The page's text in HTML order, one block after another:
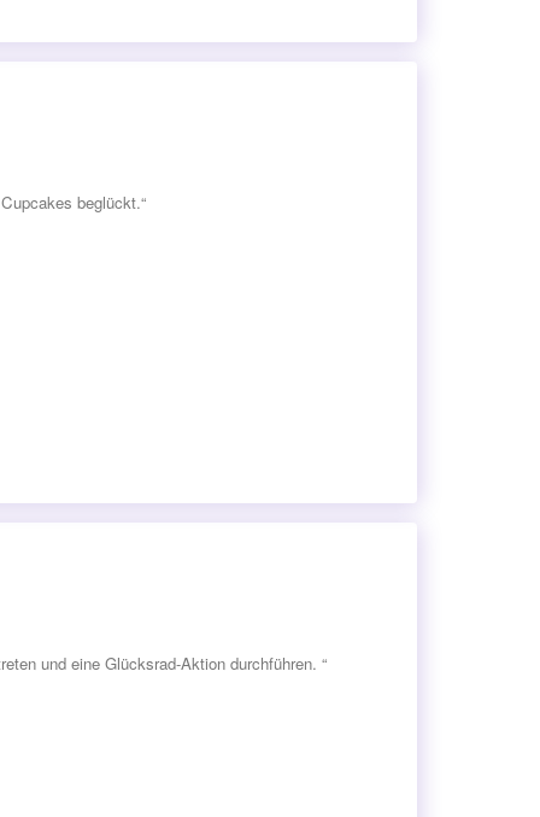
beglückt.“
und eine Glücksrad-Aktion durchführen. “